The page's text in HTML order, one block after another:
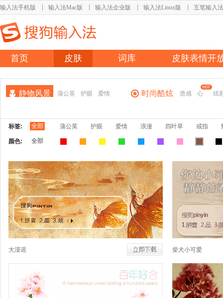
输入法手机版 输入法Mac版 输入法企业版 输入法Linux版 五笔输入法
首页 皮肤 词库 皮肤表情开
静物风景 蒲公英 护眼 爱情 时尚酷炫 质感 心 炫
标签: 全部 蒲公英 护眼 爱情 浪漫 四叶草 戒指
颜色: 全部
大漠谣 柴犬小可爱